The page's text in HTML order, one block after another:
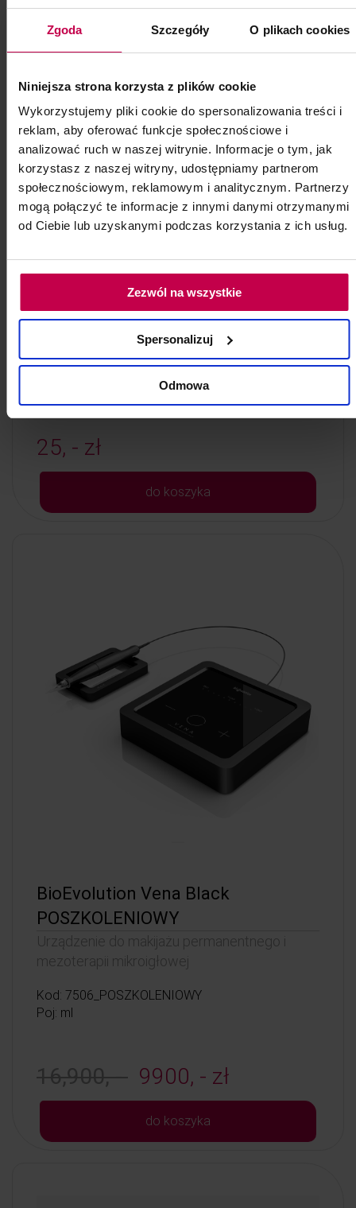
Zgoda Szczegóły O plikach cookies
Niniejsza strona korzysta z plików cookie
Wykorzystujemy pliki cookie do spersonalizowania treści i
reklam, aby oferować funkcje społecznościowe i
analizować ruch w naszej witrynie. Informacje o tym, jak
korzystasz z naszej witryny, udostępniamy partnerom
społecznościowym, reklamowym i analitycznym. Partnerzy
mogą połączyć te informacje z innymi danymi otrzymanymi
od Ciebie lub uzyskanymi podczas korzystania z ich usług.
Zezwól na wszystkie
Spersonalizuj
Odmowa
Głowica do Microdermabrazji
diamentowej
Kod: 7200/R1
25, - zł
do koszyka
BioEvolution Vena Black
POSZKOLENIOWY
Urządzenie do makijażu permanentnego i
mezoterapii mikroigłowej
Kod: 7506_POSZKOLENIOWY
Poj: ml
16,900, - 9900, - zł
do koszyka